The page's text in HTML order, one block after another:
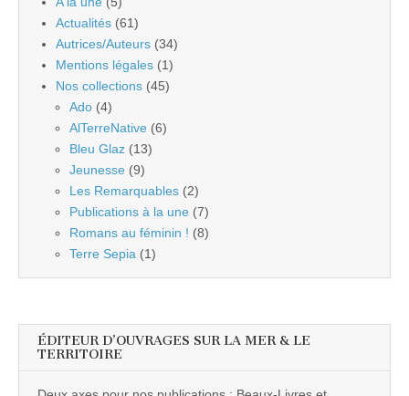
Actualités (61)
Autrices/Auteurs (34)
Mentions légales (1)
Nos collections (45)
Ado (4)
AlTerreNative (6)
Bleu Glaz (13)
Jeunesse (9)
Les Remarquables (2)
Publications à la une (7)
Romans au féminin ! (8)
Terre Sepia (1)
ÉDITEUR D’OUVRAGES SUR LA MER & LE
TERRITOIRE